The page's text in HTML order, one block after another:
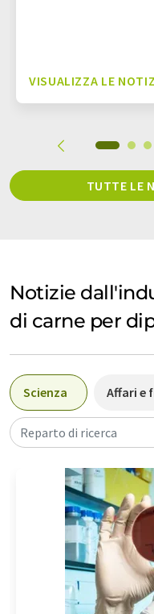
VISUALIZZA LE
TUTTE LE
Notizie
di carne per
Scienza Affari e
Reparto di ricerca